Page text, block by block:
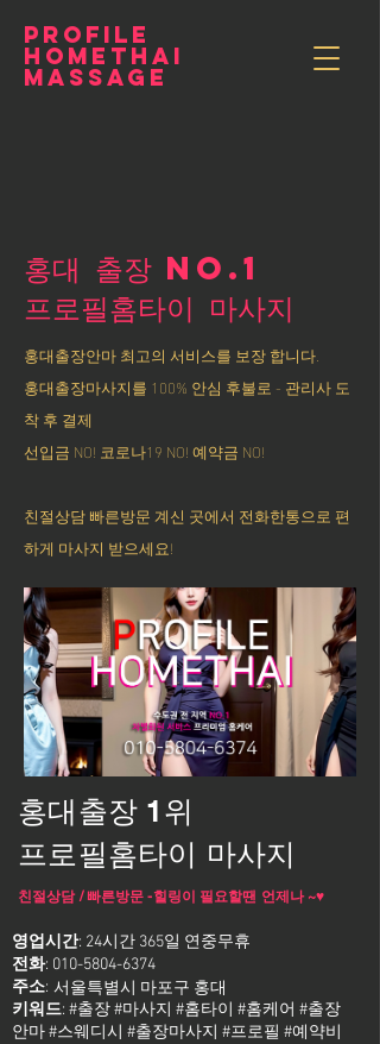
PROFILE
HOMETHAI
MASSAGE
홍대 출장 NO.1
​프로필홈타이 마사지
홍대출장안마 최고의 서비스를 보장 합니다.
홍대출장마사지를 100% 안심 후불로 - 관리사 도
착 후 결제
선입금 NO! 코로나19 NO! 예약금 NO!
친절상담 빠른방문 계신 곳에서 전화한통으로 편
하게 마사지 받으세요!
홍대출장 1위
프로필홈타이 마사지
친절상담 / 빠른방문 -힐링이 필요할땐 언제나 ~♥
영업시간: 24시간 365일 연중무휴
전화: 010-5804-6374
주소:
키워드: #출장 #마사지 #홈타이 #홈케어 #출장
안마 #스웨디시 #출장마사지 #프로필 #예약비
서울특별시 마포구 홍대